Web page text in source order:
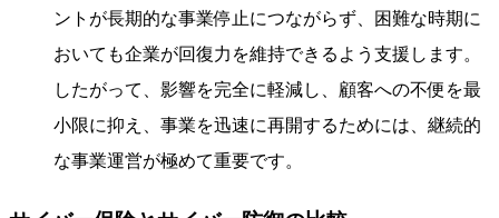
ントが長期的な事業停止につながらず、困難な時期に
おいても企業が回復力を維持できるよう支援します。
したがって、影響を完全に軽減し、顧客への不便を最
小限に抑え、事業を迅速に再開するためには、継続的
な事業運営が極めて重要です。